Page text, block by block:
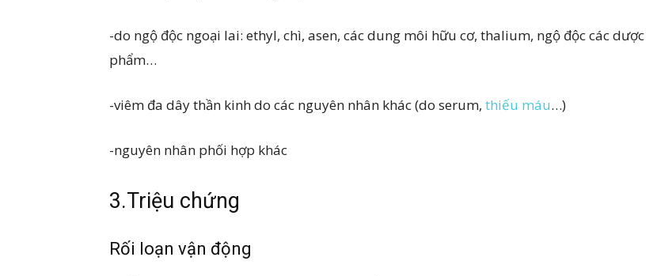
-do ngộ độc ngoại lai: ethyl, chì, asen, các dung môi hữu cơ, thalium, ngộ độc các dược
phẩm…
-viêm đa dây thần kinh do các nguyên nhân khác (do serum, thiếu máu…)
-nguyên nhân phối hợp khác
3.Triệu chứng
Rối loạn vận động